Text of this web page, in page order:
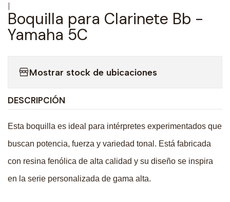
|
Boquilla para Clarinete Bb -
Yamaha 5C
Mostrar stock de ubicaciones
DESCRIPCIÓN
Esta boquilla es ideal para intérpretes experimentados que
buscan potencia, fuerza y variedad tonal. Está fabricada
con resina fenólica de alta calidad y su diseño se inspira
en la serie personalizada de gama alta.